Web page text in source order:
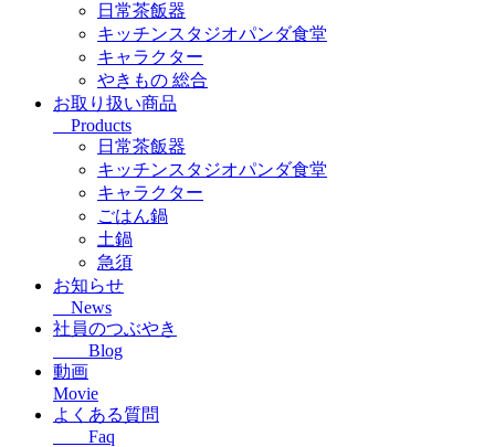
日常茶飯器
キッチンスタジオパンダ食堂
キャラクター
やきもの 総合
お取り扱い商品
Products
日常茶飯器
キッチンスタジオパンダ食堂
キャラクター
ごはん鍋
土鍋
急須
お知らせ
News
社員のつぶやき
Blog
動画
Movie
よくある質問
Faq